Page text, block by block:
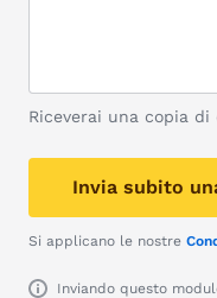
Riceverai una copia di
Invia subito
Si applicano le nostre
Inviando questo